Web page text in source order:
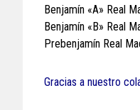
Benjamín «A» Real
Benjamín «B» Real
Prebenjamín Real
Gracias a nuestro